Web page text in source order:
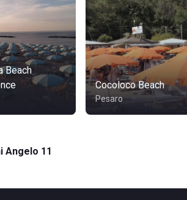
Beach
Cocoloco Beach
Pesaro
Angelo 11